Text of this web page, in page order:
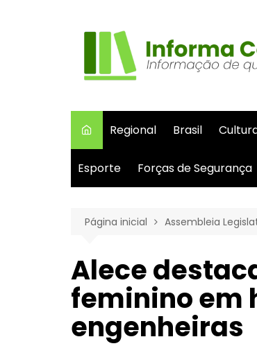
Regional Brasil
Esporte Forças de Segurança
Página inicial Assembleia
Alece
feminino em
engenheiras